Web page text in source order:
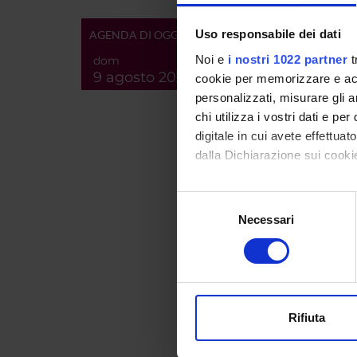
Uso responsabile dei dati
Noi e i nostri 1022 partner
cookie per memorizzare e
personalizzati, misurare gli
chi utilizza i vostri dati e per
digitale in cui avete
dalla Dichiarazione sui
Con il tuo consenso,
raccogliere
digitali).
modificare o ritirare il tuo
Necessari
Rifiuta
AGENDA DI OGGI
dom
9 agosto 2026
Id
Handle
ultima